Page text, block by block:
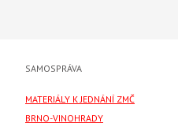
SAMOSPRÁVA
MATERIÁLY K JEDNÁNÍ ZMČ
BRNO-VINOHRADY